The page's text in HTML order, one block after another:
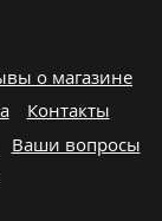
о магазине
Контакты
Ваши вопросы